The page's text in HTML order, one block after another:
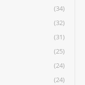
(34)
(32)
(31)
(25)
(24)
(24)